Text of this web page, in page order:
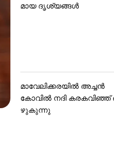
മായ ദൃശ്യങ്ങൾ
മാവേലിക്കരയിൽ അച്ചൻ
കോവിൽ നദി കരകവിഞ്ഞ്
ഴുകുന്നു